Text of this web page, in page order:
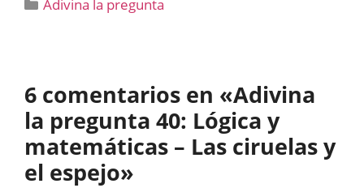
Adivina la pregunta
6 comentarios en «Adivina
la pregunta 40: Lógica y
matemáticas – Las ciruelas y
el espejo»